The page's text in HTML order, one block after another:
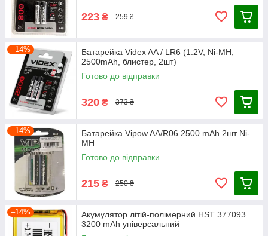
223 ₴ 259 ₴
–14%
Батарейка Videx AA / LR6 (1.2V, Ni-MH,
2500mAh, блистер, 2шт)
Готово до відправки
320 ₴ 373 ₴
–14%
Батарейка Vipow AA/R06 2500 mAh 2шт Ni-
MH
Готово до відправки
215 ₴ 250 ₴
–14%
Акумулятор літій-полімерний HST 377093
3200 mAh універсальний